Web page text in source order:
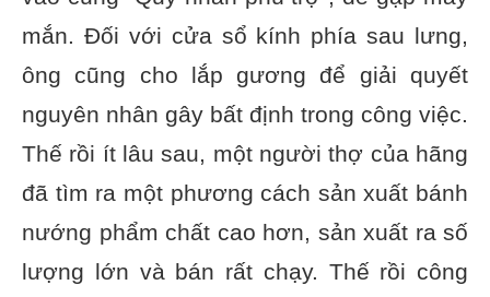
mắn. Đối với cửa sổ kính phía sau lưng,
ông cũng cho lắp gương để giải quyết
nguyên nhân gây bất định trong công việc.
Thế rồi ít lâu sau, một người thợ của hãng
đã tìm ra một phương cách sản xuất bánh
nướng phẩm chất cao hơn, sản xuất ra số
lượng lớn và bán rất chạy. Thế rồi công